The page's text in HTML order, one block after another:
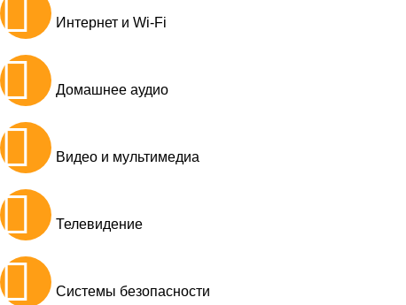
Интернет и Wi-Fi
Домашнее аудио
Видео и мультимедиа
Телевидение
Системы безопасности